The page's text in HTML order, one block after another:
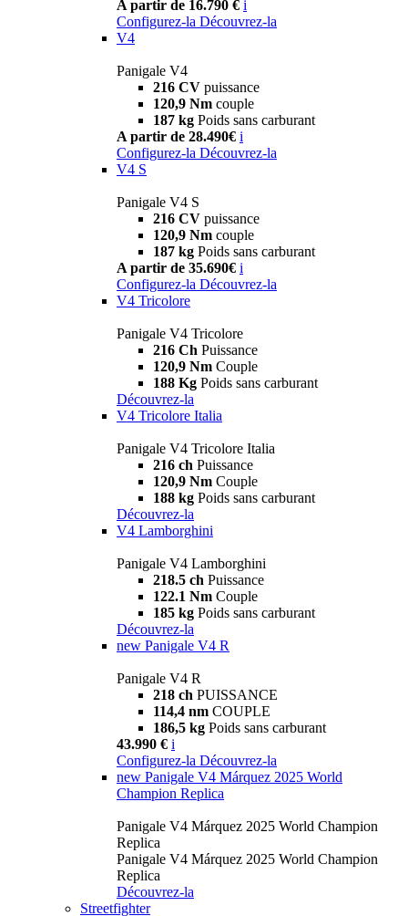
A partir de 16.790 € i
Configurez-la Découvrez-la
V4
Panigale V4
216 CV puissance
120,9 Nm couple
187 kg Poids sans carburant
A partir de 28.490€ i
Configurez-la Découvrez-la
V4 S
Panigale V4 S
216 CV puissance
120,9 Nm couple
187 kg Poids sans carburant
A partir de 35.690€ i
Configurez-la Découvrez-la
V4 Tricolore
Panigale V4 Tricolore
216 Ch Puissance
120,9 Nm Couple
188 Kg Poids sans carburant
Découvrez-la
V4 Tricolore Italia
Panigale V4 Tricolore Italia
216 ch Puissance
120,9 Nm Couple
188 kg Poids sans carburant
Découvrez-la
V4 Lamborghini
Panigale V4 Lamborghini
218.5 ch Puissance
122.1 Nm Couple
185 kg Poids sans carburant
Découvrez-la
new Panigale V4 R
Panigale V4 R
218 ch PUISSANCE
114,4 nm COUPLE
186,5 kg Poids sans carburant
43.990 € i
Configurez-la Découvrez-la
new Panigale V4 Márquez 2025 World
Champion Replica
Panigale V4 Márquez 2025 World Champion
Replica
Panigale V4 Márquez 2025 World Champion
Replica
Découvrez-la
Streetfighter